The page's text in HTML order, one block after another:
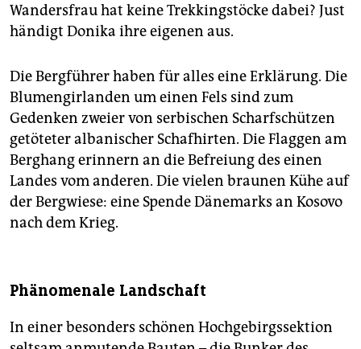
Wandersfrau hat keine Trekkingstöcke dabei? Just
händigt Donika ihre eigenen aus.
Die Bergführer haben für alles eine Erklärung. Die
Blumengirlanden um einen Fels sind zum
Gedenken zweier von serbischen Scharfschützen
getöteter albanischer Schafhirten. Die Flaggen am
Berghang erinnern an die Befreiung des einen
Landes vom anderen. Die vielen braunen Kühe auf
der Bergwiese: eine Spende Dänemarks an Kosovo
nach dem Krieg.
Phänomenale Landschaft
In einer besonders schönen Hochgebirgssektion